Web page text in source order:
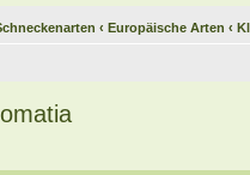
‹ Europäische Arten ‹